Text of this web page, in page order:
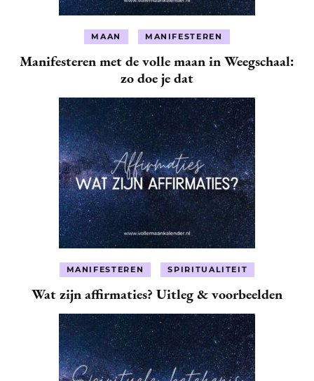
MAAN MANIFESTEREN
Manifesteren met de volle maan in Weegschaal:
zo doe je dat
MANIFESTEREN SPIRITUALITEIT
Wat zijn affirmaties? Uitleg & voorbeelden